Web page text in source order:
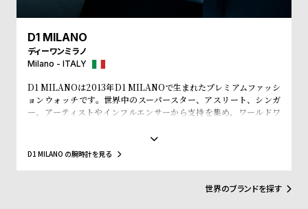
D1 MILANO
ディーワンミラノ
Milano - ITALY
D1 MILANOは2013年D1 MILANOで生まれたプレミアムファッシ
ョンウォッチです。世界中のスーパースター、アスリート、シンガ
ー、アーティストやインフルエンサーから支持を集め、ワールドワ
970年代のイタリアンなクリアラインと美的感覚にインスパイアさ
れたデザインは、流行を追いかける全ての人々にとってのマストア
イテムとなることでしょう。Forbesによって、ファッションを再定
義する若いイタリアンブランドのトップ10にノミネートされまし
た。その中にはGQやVogue、Elle、Esquireなどファッション業界
D1 MILANO の腕時計を見る
世界のブランドを探す